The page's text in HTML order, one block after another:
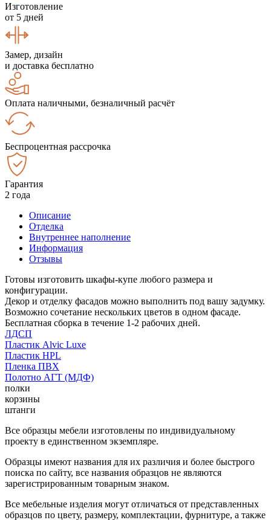
Изготовление
от 5 дней
Замер, дизайн
и доставка бесплатно
Оплата наличными, безналичный расчёт
Беспроцентная рассрочка
Гарантия
2 года
Описание
Отделка
Внутреннее наполнение
Информация
Отзывы
Готовы изготовить шкафы-купе любого размера и
конфигурации.
Декор и отделку фасадов можно выполнить под вашу задумку.
Возможно сочетание нескольких цветов в одном фасаде.
Бесплатная сборка в течение 1-2 рабочих дней.
ЛДСП
Пластик Alvic Luxe
Пластик HPL
Пленка ПВХ
Полотно АГТ (МДФ)
полки
корзины
штанги
Все образцы мебели изготовлены по индивидуальному
проекту в единственном экземпляре.
Образцы имеют названия для их различия и более быстрого
поиска по сайту, все названия образцов не являются
зарегистрированным товарным знаком.
Все мебельные изделия могут отличаться от представленных
образцов по цвету, размеру, комплектации, фурнитуре, а также